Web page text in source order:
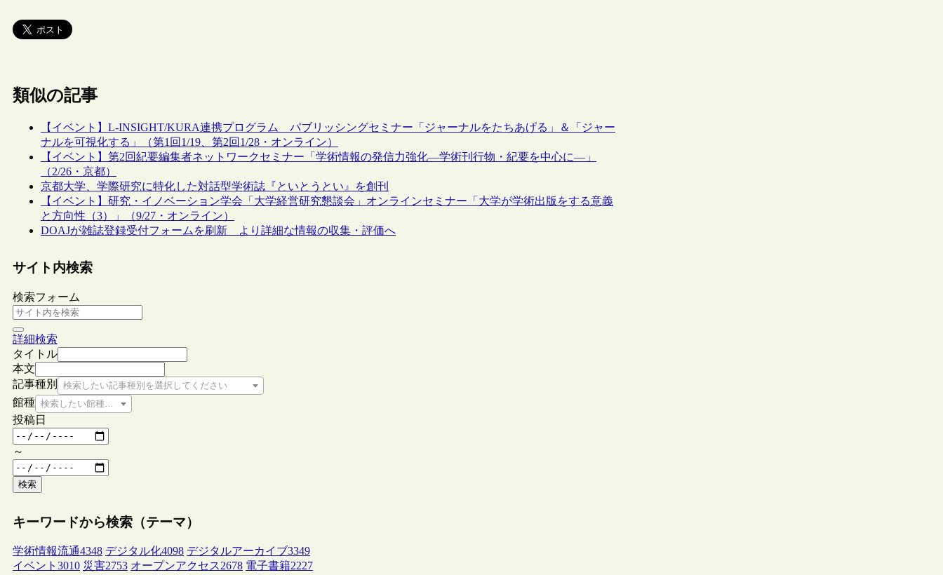
類似の記事
【イベント】L-INSIGHT/KURA連携プログラム パブリッシングセミナー「ジャーナルをたちあげる」＆「ジャー
ナルを可視化する」（第1回1/19、第2回1/28・オンライン）
【イベント】第2回紀要編集者ネットワークセミナー「学術情報の発信力強化―学術刊行物・紀要を中心に―」
（2/26・京都）
京都大学、学際研究に特化した対話型学術誌『といとうとい』を創刊
【イベント】研究・イノベーション学会「大学経営研究懇談会」オンラインセミナー「大学が学術出版をする意義
と方向性（3）」（9/27・オンライン）
DOAJが雑誌登録受付フォームを刷新 より詳細な情報の収集・評価へ
サイト内検索
検索フォーム
詳細検索
タイトル
本文
記事種別
検索したい記事種別を選択してください
館種 検索したい館種を選択してください
投稿日
～
検索
キーワードから検索（テーマ）
学術情報流通4348 デジタル化4098 デジタルアーカイブ3349
イベント 3010 災害2753 オープンアクセス2678 電子書籍2227